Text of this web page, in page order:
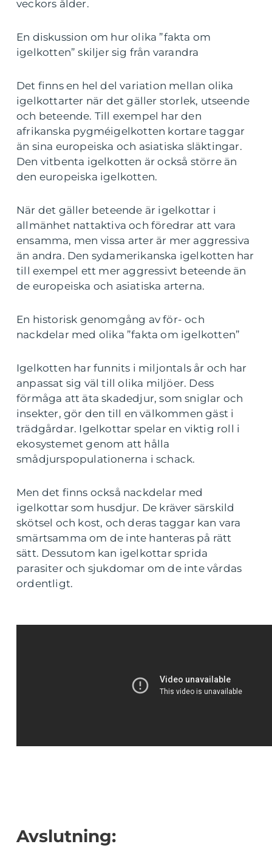
veckors ålder.
En diskussion om hur olika ”fakta om
igelkotten” skiljer sig från varandra
Det finns en hel del variation mellan olika
igelkottarter när det gäller storlek, utseende
och beteende. Till exempel har den
afrikanska pygméigelkotten kortare taggar
än sina europeiska och asiatiska släktingar.
Den vitbenta igelkotten är också större än
den europeiska igelkotten.
När det gäller beteende är igelkottar i
allmänhet nattaktiva och föredrar att vara
ensamma, men vissa arter är mer aggressiva
än andra. Den sydamerikanska igelkotten har
till exempel ett mer aggressivt beteende än
de europeiska och asiatiska arterna.
En historisk genomgång av för- och
nackdelar med olika ”fakta om igelkotten”
Igelkotten har funnits i miljontals år och har
anpassat sig väl till olika miljöer. Dess
förmåga att äta skadedjur, som sniglar och
insekter, gör den till en välkommen gäst i
trädgårdar. Igelkottar spelar en viktig roll i
ekosystemet genom att hålla
smådjurspopulationerna i schack.
Men det finns också nackdelar med
igelkottar som husdjur. De kräver särskild
skötsel och kost, och deras taggar kan vara
smärtsamma om de inte hanteras på rätt
sätt. Dessutom kan igelkottar sprida
parasiter och sjukdomar om de inte vårdas
ordentligt.
Avslutning: